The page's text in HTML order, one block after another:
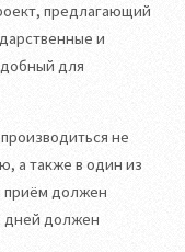
предлагающий
и
для
не
а также в один из
приём должен
дней должен